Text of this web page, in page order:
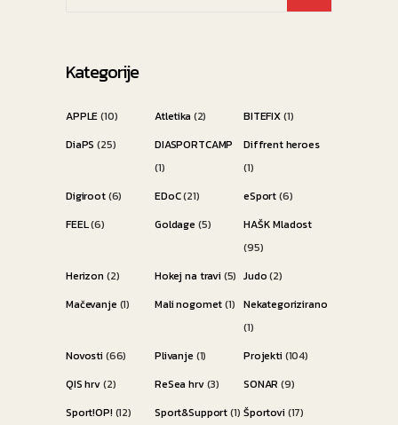
Kategorije
APPLE(10) Atletika (2) BITEFIX(1)
DiaPS (25)
DIASPORTCAMP
(1)
Diffrent heroes
(1)
Digiroot(6) EDoC(21) eSport(6)
FEEL(6) Goldage (5)
HAŠK Mladost
(95)
Herizon (2) Hokej na travi (5) Judo(2)
Mačevanje (1) Mali nogomet(1) Nekategorizirano
(1)
Novosti (66) Plivanje (1) Projekti (104)
QIS hrv(2) ReSea hrv(3) SONAR (9)
Sport!OP! (12) Sport&Support(1) Športovi (17)